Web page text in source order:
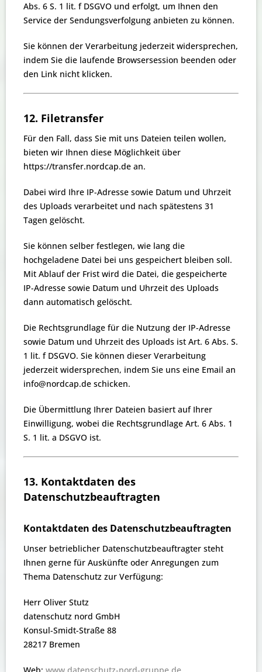
Abs. 6 S. 1 lit. f DSGVO und erfolgt, um Ihnen den
Service der Sendungsverfolgung anbieten zu können.
Sie können der Verarbeitung jederzeit widersprechen,
indem Sie die laufende Browsersession beenden oder
den Link nicht klicken.
12. Filetransfer
Für den Fall, dass Sie mit uns Dateien teilen wollen,
bieten wir Ihnen diese Möglichkeit über
https://transfer.nordcap.de an.
Dabei wird Ihre IP-Adresse sowie Datum und Uhrzeit
des Uploads verarbeitet und nach spätestens 31
Tagen gelöscht.
Sie können selber festlegen, wie lang die
hochgeladene Datei bei uns gespeichert bleiben soll.
Mit Ablauf der Frist wird die Datei, die gespeicherte
IP-Adresse sowie Datum und Uhrzeit des Uploads
dann automatisch gelöscht.
Die Rechtsgrundlage für die Nutzung der IP-Adresse
sowie Datum und Uhrzeit des Uploads ist Art. 6 Abs. S.
1 lit. f DSGVO. Sie können dieser Verarbeitung
jederzeit widersprechen, indem Sie uns eine Email an
info@nordcap.de schicken.
Die Übermittlung Ihrer Dateien basiert auf Ihrer
Einwilligung, wobei die Rechtsgrundlage Art. 6 Abs. 1
S. 1 lit. a DSGVO ist.
13. Kontaktdaten des
Datenschutzbeauftragten
Kontaktdaten des Datenschutzbeauftragten
Unser betrieblicher Datenschutzbeauftragter steht
Ihnen gerne für Auskünfte oder Anregungen zum
Thema Datenschutz zur Verfügung:
Herr Oliver Stutz
datenschutz nord GmbH
Konsul-Smidt-Straße 88
28217 Bremen